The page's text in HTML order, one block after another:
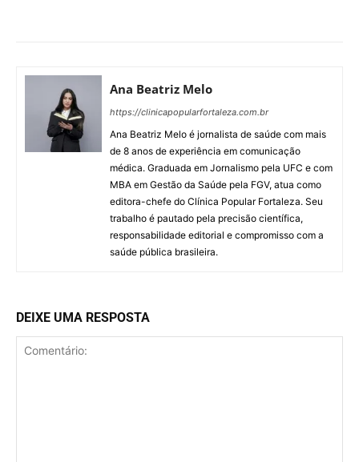
Ana Beatriz Melo
https://clinicapopularfortaleza.com.br
Ana Beatriz Melo é jornalista de saúde com mais
de 8 anos de experiência em comunicação
médica. Graduada em Jornalismo pela UFC e com
MBA em Gestão da Saúde pela FGV, atua como
editora-chefe do Clínica Popular Fortaleza. Seu
trabalho é pautado pela precisão científica,
responsabilidade editorial e compromisso com a
saúde pública brasileira.
DEIXE UMA RESPOSTA